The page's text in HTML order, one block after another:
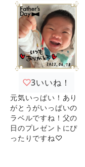
3いいね！
元気いっぱい！あり
がとうがいっぱいの
ラベルですね！父の
日のプレゼントにぴ
ったりですね♡